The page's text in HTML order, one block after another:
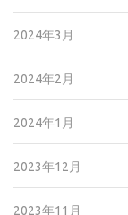
2024年3月
2024年2月
2024年1月
2023年12月
2023年11月